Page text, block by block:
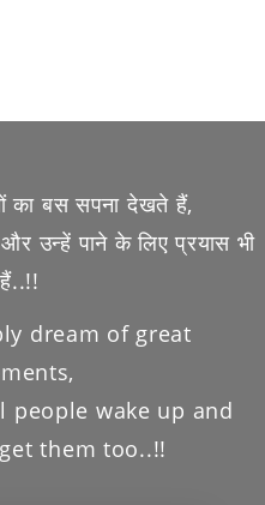
का बस सपना देखते हैं,
उन्हें पाने के लिए प्रयास भी
dream of great
people wake up and
them too..!!